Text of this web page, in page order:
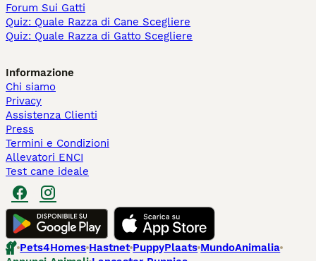
Forum Sui Gatti
Quiz: Quale Razza di Cane Scegliere
Quiz: Quale Razza di Gatto Scegliere
Informazione
Chi siamo
Privacy
Assistenza Clienti
Press
Termini e Condizioni
Allevatori ENCI
Test cane ideale
Pets4Homes Hastnet PuppyPlaats MundoAnimalia